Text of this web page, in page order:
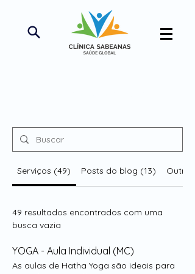
Serviços (49) Posts do blog (13)
49 resultados encontrados com uma
busca vazia
YOGA - Aula Individual (MC)
As aulas de Hatha Yoga são ideais para